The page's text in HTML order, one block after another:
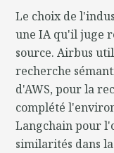
Le choix de
une IA qu'il juge
source. Airbus
recherche
d'AWS, pour la
complété
Langchain pour
similarités dans